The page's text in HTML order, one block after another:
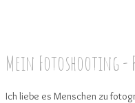
Mein Fotoshooting
Ich liebe es Menschen zu